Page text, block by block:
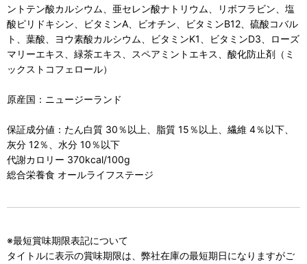
ントテン酸カルシウム、亜セレン酸ナトリウム、リボフラビン、塩
酸ピリドキシン、ビタミンA、ビオチン、ビタミンB12、硫酸コバル
ト、葉酸、ヨウ素酸カルシウム、ビタミンK1、ビタミンD3、ローズ
マリーエキス、緑茶エキス、スペアミントエキス、酸化防止剤（ミ
ックストコフェロール）
原産国：ニュージーランド
保証成分値：たん白質 30％以上、脂質 15％以上、繊維 4％以下、
灰分 12％、水分 10％以下
代謝カロリー 370kcal/100g
総合栄養食 オールライフステージ
※最短賞味期限表記について
タイトルに表示の賞味期限は、弊社在庫の最短期日になりますがご